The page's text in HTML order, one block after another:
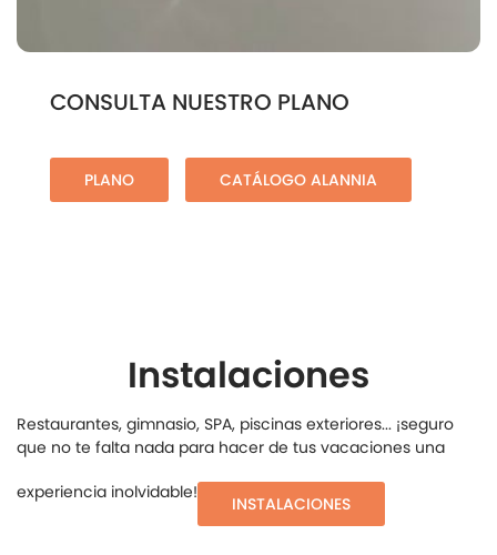
CONSULTA NUESTRO PLANO
PLANO CATÁLOGO ALANNIA
Instalaciones
Restaurantes, gimnasio, SPA, piscinas exteriores... ¡seguro
que no te falta nada para hacer de tus vacaciones una
experiencia inolvidable!
INSTALACIONES